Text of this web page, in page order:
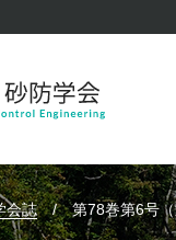
会誌 / 第78巻第6号